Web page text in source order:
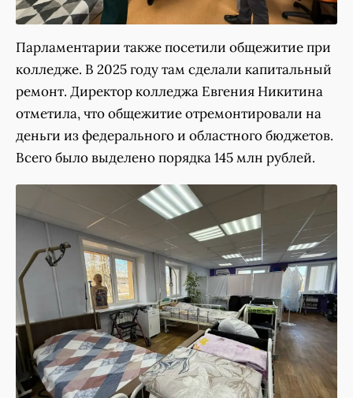
Парламентарии также посетили общежитие при
колледже. В 2025 году там сделали капитальный
ремонт. Директор колледжа Евгения Никитина
отметила, что общежитие отремонтировали на
деньги из федерального и областного бюджетов.
Всего было выделено порядка 145 млн рублей.